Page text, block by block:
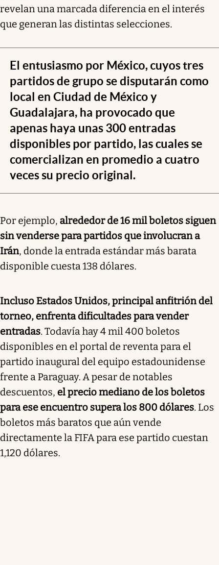
revelan una marcada diferencia en el interés
que generan las distintas selecciones.
El entusiasmo por México, cuyos tres
partidos de grupo se disputarán como
local en Ciudad de México y
Guadalajara, ha provocado que
apenas haya unas 300 entradas
disponibles por partido, las cuales se
comercializan en promedio a cuatro
veces su precio original.
Por ejemplo, alrededor de 16 mil boletos siguen
sin venderse para partidos que involucran a
Irán, donde la entrada estándar más barata
disponible cuesta 138 dólares.
Incluso Estados Unidos, principal anfitrión del
torneo, enfrenta dificultades para vender
entradas. Todavía hay 4 mil 400 boletos
disponibles en el portal de reventa para el
partido inaugural del equipo estadounidense
frente a Paraguay. A pesar de notables
descuentos, el precio mediano de los boletos
para ese encuentro supera los 800 dólares. Los
boletos más baratos que aún vende
directamente la FIFA para ese partido cuestan
1,120 dólares.